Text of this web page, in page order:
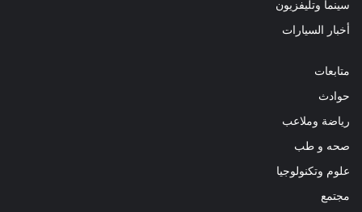
سينما وتليفزيون
أخبار السيارات
متابعات
حوادث
رياضة وملاعب
صحه و طب
علوم وتكنولوجيا
مجتمع